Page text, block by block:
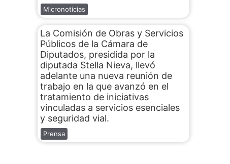
Micronoticias
La Comisión de Obras y Servicios
Públicos de la Cámara de
Diputados, presidida por la
diputada Stella Nieva, llevó
adelante una nueva reunión de
trabajo en la que avanzó en el
tratamiento de iniciativas
vinculadas a servicios esenciales
y seguridad vial.
Prensa